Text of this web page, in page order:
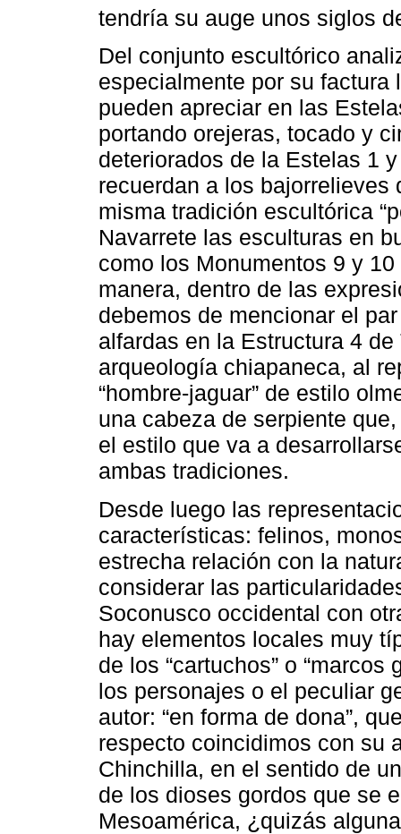
tendría su auge unos siglos
Del conjunto escultórico
especialmente por su
pueden apreciar en las
portando orejeras, tocado y
deteriorados de la Estelas 1
recuerdan a los
misma tradición escultórica
Navarrete las esculturas en
como los Monumentos 9 y
manera, dentro de las
debemos de mencionar el
alfardas en la Estructura 4
arqueología chiapaneca, al
“hombre-jaguar” de estilo
una cabeza de serpiente
el estilo que va a
ambas tradiciones.
Desde luego las
características: felinos,
estrecha relación con la
considerar las
Soconusco occidental con
hay elementos locales muy
de los “cartuchos” o
los personajes o el peculiar
autor: “en forma de dona”,
respecto coincidimos con su
Chinchilla, en el sentido de
de los dioses gordos que se
Mesoamérica, ¿quizás